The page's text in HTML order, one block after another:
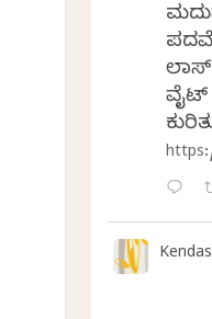
ಪದವೆ
ವೈಟ್